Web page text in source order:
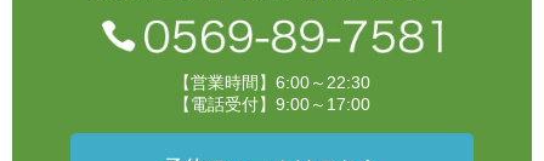
【営業時間】6:00～22:30
【電話受付】9:00～17:00